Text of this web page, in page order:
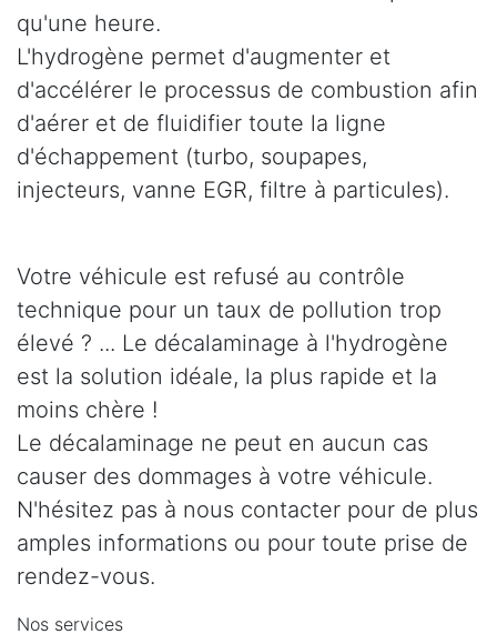
qu'une heure.
L'hydrogène permet d'augmenter et
d'accélérer le processus de combustion afin
d'aérer et de fluidifier toute la ligne
d'échappement (turbo, soupapes,
injecteurs, vanne EGR, filtre à particules).
Votre véhicule est refusé au contrôle
technique pour un taux de pollution trop
élevé ? ... Le décalaminage à l'hydrogène
est la solution idéale, la plus rapide et la
moins chère !
Le décalaminage ne peut en aucun cas
causer des dommages à votre véhicule.
N'hésitez pas à nous contacter pour de plus
amples informations ou pour toute prise de
rendez-vous.
Nos services